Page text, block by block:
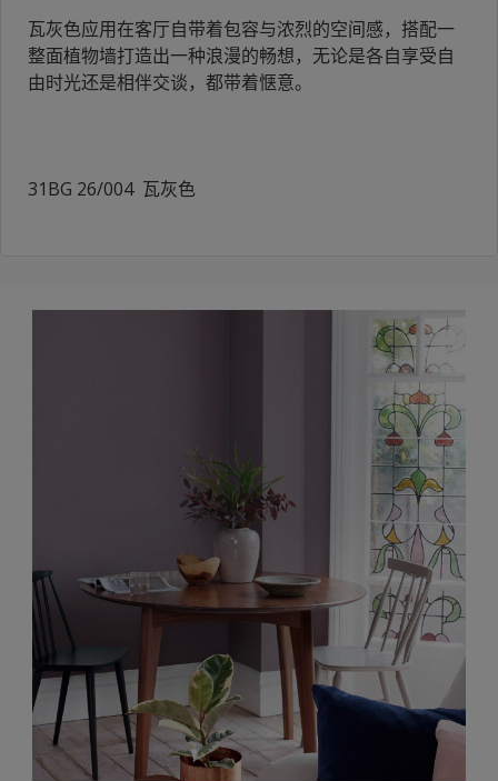
瓦灰色应用在客厅自带着包容与浓烈的空间感，搭配一
整面植物墙打造出一种浪漫的畅想，无论是各自享受自
由时光还是相伴交谈，都带着惬意。
31BG 26/004 瓦灰色